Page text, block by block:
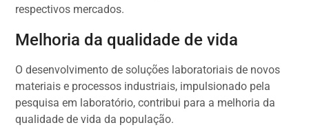
respectivos mercados.
Melhoria da qualidade de vida
O desenvolvimento de soluções laboratoriais de novos
materiais e processos industriais, impulsionado pela
pesquisa em laboratório, contribui para a melhoria da
qualidade de vida da população.